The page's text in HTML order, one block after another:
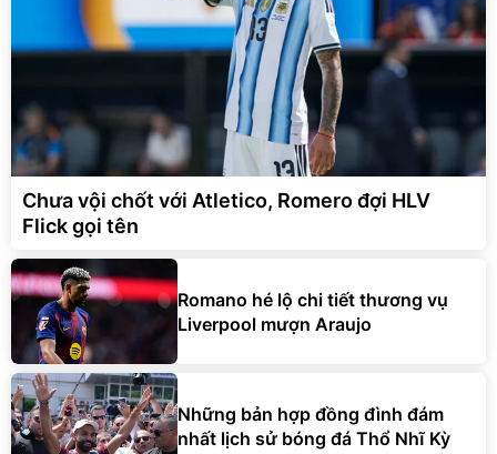
Chưa vội chốt với Atletico, Romero đợi HLV
Flick gọi tên
Romano hé lộ chi tiết thương vụ
Liverpool mượn Araujo
Những bản hợp đồng đình đám
nhất lịch sử bóng đá Thổ Nhĩ Kỳ